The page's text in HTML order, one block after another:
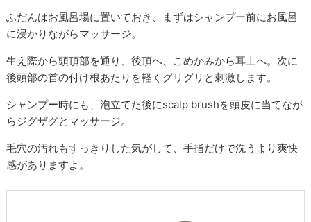
ふだんはお風呂場に置いておき、まずはシャンプー前にお風呂
に浸かりながらマッサージ。
生え際から頭頂部を通り、後頂へ、こめかみから耳上へ。次に
後頭部の首の付け根あたりを軽くグリグリと刺激します。
シャンプー時にも、泡立てた後にscalp brushを頭皮に当てなが
らジグザグとマッサージ。
毛穴の汚れもすっきりした気がして、手指だけで洗うより爽快
感がありますよ。